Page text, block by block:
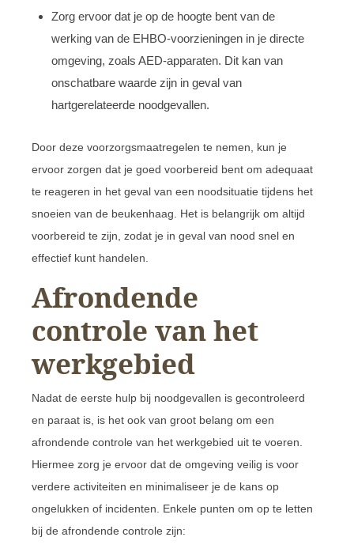
Zorg ervoor dat je op de hoogte bent van de
werking van de EHBO-voorzieningen in je directe
omgeving, zoals AED-apparaten. Dit kan van
onschatbare waarde zijn in geval van
hartgerelateerde noodgevallen.
Door deze voorzorgsmaatregelen te nemen, kun je
ervoor zorgen dat je goed voorbereid bent om adequaat
te reageren in het geval van een noodsituatie tijdens het
snoeien van de beukenhaag. Het is belangrijk om altijd
voorbereid te zijn, zodat je in geval van nood snel en
effectief kunt handelen.
Afrondende
controle van het
werkgebied
Nadat de eerste hulp bij noodgevallen is gecontroleerd
en paraat is, is het ook van groot belang om een
afrondende controle van het werkgebied uit te voeren.
Hiermee zorg je ervoor dat de omgeving veilig is voor
verdere activiteiten en minimaliseer je de kans op
ongelukken of incidenten. Enkele punten om op te letten
bij de afrondende controle zijn: